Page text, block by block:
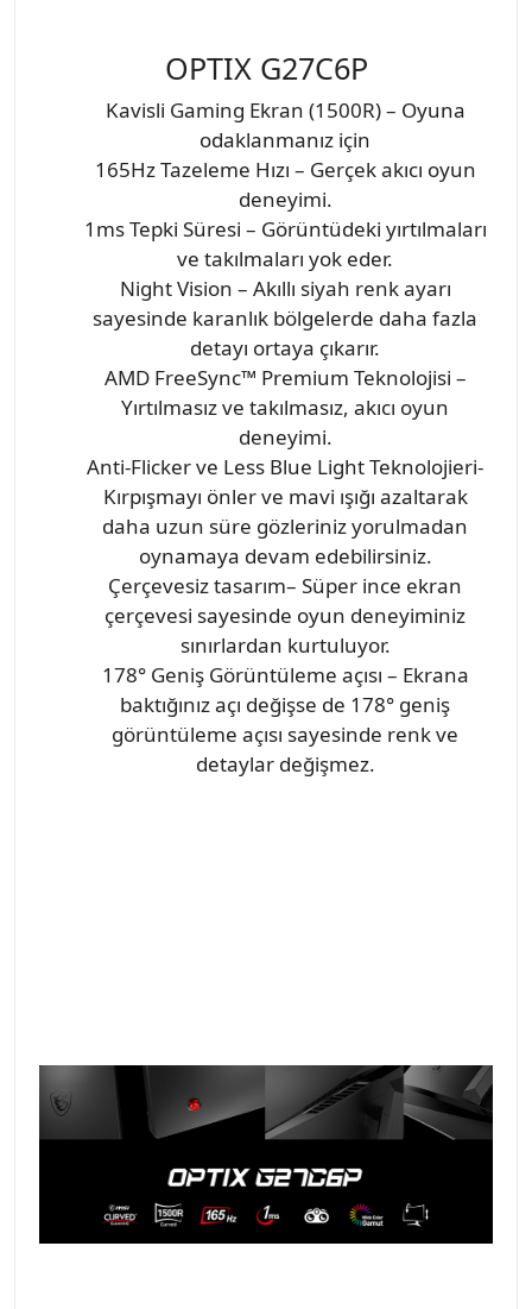
OPTIX G27C6P
Kavisli Gaming Ekran (1500R) – Oyuna
odaklanmanız için
165Hz Tazeleme Hızı – Gerçek akıcı oyun
deneyimi.
1ms Tepki Süresi – Görüntüdeki yırtılmaları
ve takılmaları yok eder.
Night Vision – Akıllı siyah renk ayarı
sayesinde karanlık bölgelerde daha fazla
detayı ortaya çıkarır.
AMD FreeSync™ Premium Teknolojisi –
Yırtılmasız ve takılmasız, akıcı oyun
deneyimi.
Anti-Flicker ve Less Blue Light Teknolojieri-
Kırpışmayı önler ve mavi ışığı azaltarak
daha uzun süre gözleriniz yorulmadan
oynamaya devam edebilirsiniz.
Çerçevesiz tasarım– Süper ince ekran
çerçevesi sayesinde oyun deneyiminiz
sınırlardan kurtuluyor.
178° Geniş Görüntüleme açısı – Ekrana
baktığınız açı değişse de 178° geniş
görüntüleme açısı sayesinde renk ve
detaylar değişmez.